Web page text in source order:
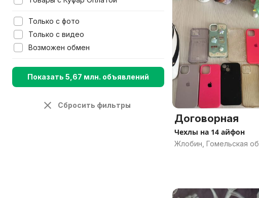
Только с фото
Только с видео
Возможен обмен
Показать 5,67 млн. объявлений
Сбросить фильтры
Договорная
Чехлы на 14 айфон
Жлобин, Гомельская